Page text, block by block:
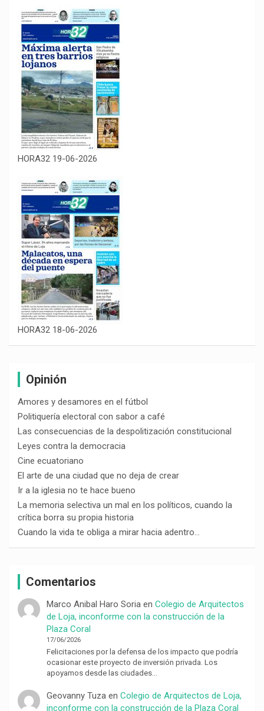
HORA32 19-06-2026
HORA32 18-06-2026
Opinión
Amores y desamores en el fútbol
Politiquería electoral con sabor a café
Las consecuencias de la despolitización constitucional
Leyes contra la democracia
Cine ecuatoriano
El arte de una ciudad que no deja de crear
Ir a la iglesia no te hace bueno
La memoria selectiva un mal en los políticos, cuando la
crítica borra su propia historia
Cuando la vida te obliga a mirar hacia adentro…
Comentarios
Marco Anibal Haro Soriaen Colegio de Arquitectos
de Loja, inconforme con la construcción de la
Plaza Coral
17/06/2026
Felicitaciones por la defensa de los impacto que podría
ocasionar este proyecto de inversión privada. Los
apoyamos desde las ciudades…
Geovanny Tuzaen Colegio de Arquitectos de Loja,
inconforme con la construcción de la Plaza Coral